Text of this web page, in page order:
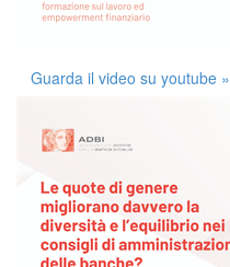
Guarda il video su youtube »